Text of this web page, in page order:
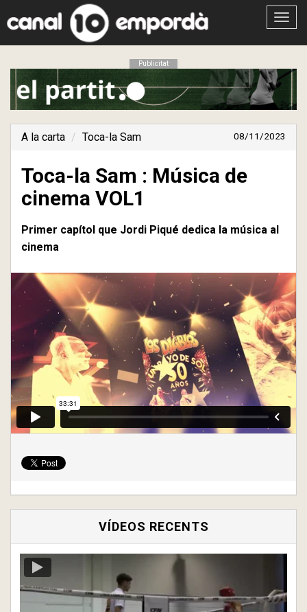
Obrir
Publicitat
A la carta Toca-la Sam 08/11/2023
Toca-la Sam : Música de
cinema VOL1
Primer capítol que Jordi Piqué dedica la música al
cinema
VÍDEOS RECENTS